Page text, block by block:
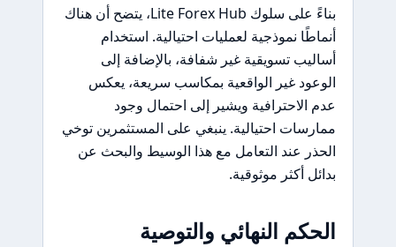
بناءً على سلوك Lite Forex Hub، يتضح أن هناك
أنماطًا نموذجية لعمليات احتيالية. استخدام
أساليب تسويقية غير شفافة، بالإضافة إلى
الوعود غير الواقعية بمكاسب سريعة، يعكس
عدم الاحترافية ويشير إلى احتمال وجود
ممارسات احتيالية. ينبغي على المستثمرين توخي
الحذر عند التعامل مع هذا الوسيط والبحث عن
بدائل أكثر موثوقية.
الحكم النهائي والتوصية